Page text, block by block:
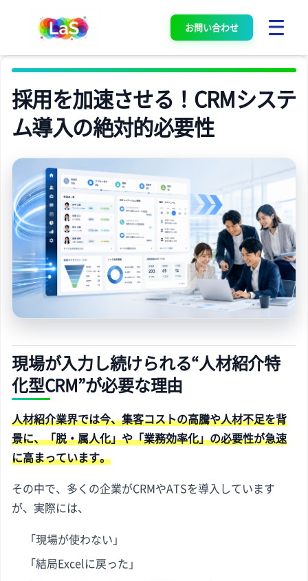
お問い合わせ
採用を加速させる！CRMシステ
ム導入の絶対的必要性
現場が入力し続けられる“人材紹介特
化型CRM”が必要な理由
人材紹介業界では今、集客コストの高騰や人材不足を背
景に、「脱・属人化」や「業務効率化」の必要性が急速
に高まっています。
その中で、多くの企業がCRMやATSを導入しています
が、実際には、
「現場が使わない」
「結局Excelに戻った」